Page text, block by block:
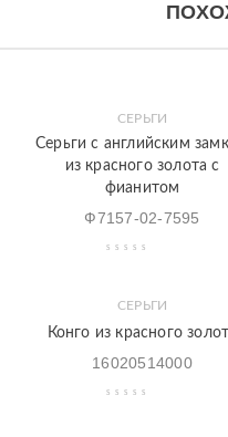
СЕРЬГИ
Серьги с английским
из красного золота с
фианитом
Ф7157-02-7595
просмотр
СЕРЬГИ
Конго из красного
16020514000